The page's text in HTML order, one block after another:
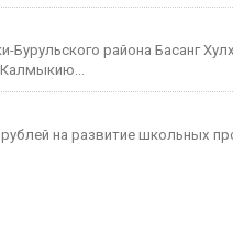
Бурульского района Басанг
на развитие школьных